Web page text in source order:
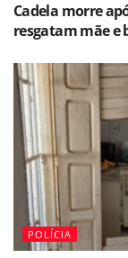
Cadela morre
resgatam mãe e
POLÍCIA